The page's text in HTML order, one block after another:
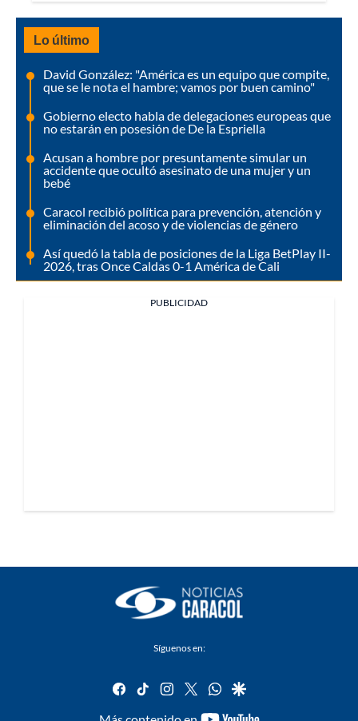
Lo último
David González: "América es un equipo que compite,
que se le nota el hambre; vamos por buen camino"
Gobierno electo habla de delegaciones europeas que
no estarán en posesión de De la Espriella
Acusan a hombre por presuntamente simular un
accidente que ocultó asesinato de una mujer y un
bebé
Caracol recibió política para prevención, atención y
eliminación del acoso y de violencias de género
Así quedó la tabla de posiciones de la Liga BetPlay II-
2026, tras Once Caldas 0-1 América de Cali
PUBLICIDAD
Síguenos en:
facebook
tiktok instagram
twitterwhatsapp
google
youtube-